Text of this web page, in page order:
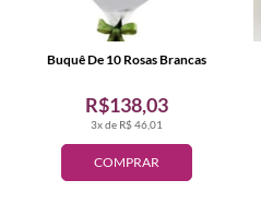
COMPRAR
3x de R$ 46,01
R$138,03
Buquê De 10 Rosas Brancas